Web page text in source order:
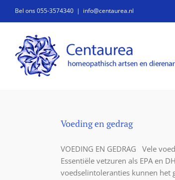
Bel ons 055-3574340 | info@centaurea.nl
Voeding en gedrag
VOEDING EN GEDRAG Vele
Essentiële vetzuren als EPA en
voedselintoleranties kunnen het